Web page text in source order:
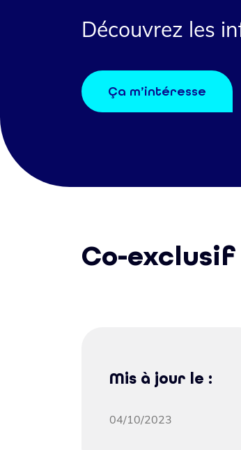
Découvrez les
Ça m’intéresse
Co-exclusif
Mis à jour le :
04/10/2023